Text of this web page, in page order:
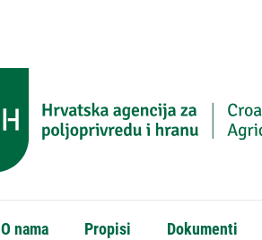
O nama Propisi Dokumenti